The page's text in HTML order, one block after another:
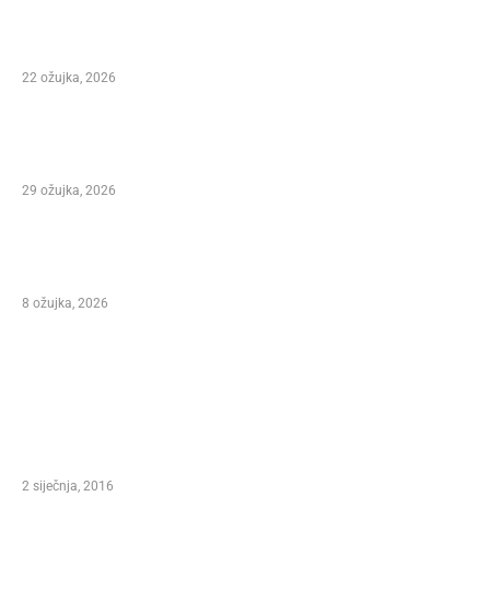
22 ožujka, 2026
29 ožujka, 2026
8 ožujka, 2026
2 siječnja, 2016